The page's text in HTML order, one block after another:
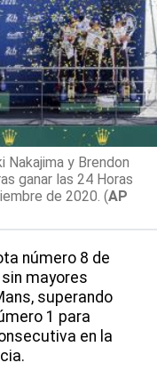
Nakajima y Brendon
ganar las 24 Horas
de 2020. (AP
número 8 de
mayores
superando
1 para
en la